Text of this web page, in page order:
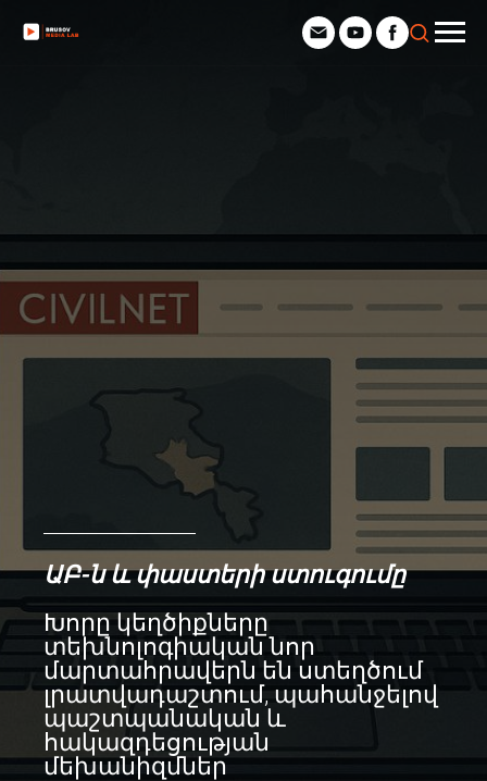
ԱԲ-ն և փաստերի ստուգումը
Խորը կեղծիքները
տեխնոլոգիական նոր
մարտահրավերն են ստեղծում
լրատվադաշտում, պահանջելով
պաշտպանական և
հակազդեցության
մեխանիզմներ